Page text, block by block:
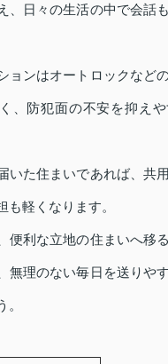
、日々の生活の中で会話
ョンはオートロックなど
、防犯面の不安を抑え
いた住まいであれば、共
も軽くなります。
便利な立地の住まいへ移
無理のない毎日を送りや
。